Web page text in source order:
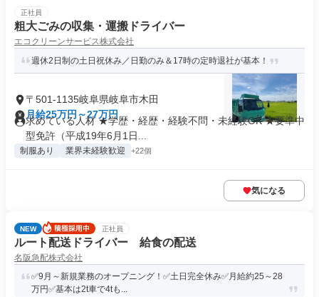
正社員
粗大ごみの収集・運搬ドライバー
エコクリーンサービス株式会社
週休2日制の土日祝休み／日勤のみ＆17時の定時退社が基本！
〒501-1135岐阜県岐阜市木田
月給25万円～27万円
求めている人材 ★学歴・経歴・経験不問・未経験OK ★要準中
型免許（平成19年6月1日...
制服あり 業界未経験歓迎 +22個
気になる
NEW 正社員
ルート配送ドライバー 給食の配送
名阪急配株式会社
✅9月～新規業務のオープニング！✅土日完全休み✅月給約25～28
万円✅基本は2t車で4tも...